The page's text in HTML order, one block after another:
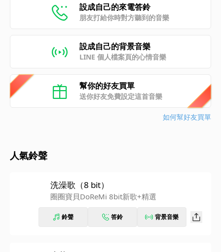
設成自己的來電答鈴
朋友打給你時對方聽到的音樂
設成自己的背景音樂
LINE 個人檔案頁的心情音樂
幫你的好友買單
送你好友免費設定這首音樂
如何幫好友買單
人氣鈴聲
洗澡歌（8 bit）
圈圈寶貝DoReMi 8bit新歌+精選
鈴聲 答鈴 背景音樂